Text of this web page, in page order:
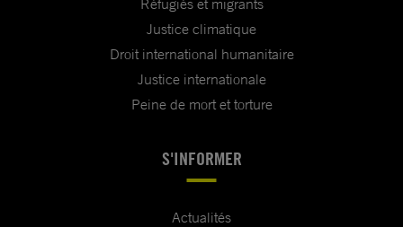
Réfugiés et migrants
Justice climatique
Droit international humanitaire
Justice internationale
Peine de mort et torture
S'INFORMER
Actualités